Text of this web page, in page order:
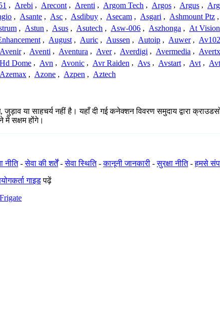
, Arebi , Arecont , Arenti , Argom Tech , Argos , Argus ,
, Asante , Asc , Asdibuy , Asecam , Asgari , Ashmount Ptz ,
, Astun , Asus , Asutech , Asw-006 , Aszhonga , At Vision
, August , Auric , Aussen , Autoip , Auwer ,
Avenir , Aventi , Aventura , Aver , Averdigi , Avermedia , Avertx
Dome , Avn , Avonic , Avr Raiden , Avs , Avstart , Avt ,
Azemax , Azone , Azpen , Aztech
या साहचर्य नहीं है। यहाँ दी गई कनेक्शन विवरण समुदाय द्वारा
सक्षम होंगे।
नीति-सेवा की शर्तें-सेवा स्थिति-कानूनी जानकारी -सुरक्षा नीति-हमसे
गाइडपढ़ें